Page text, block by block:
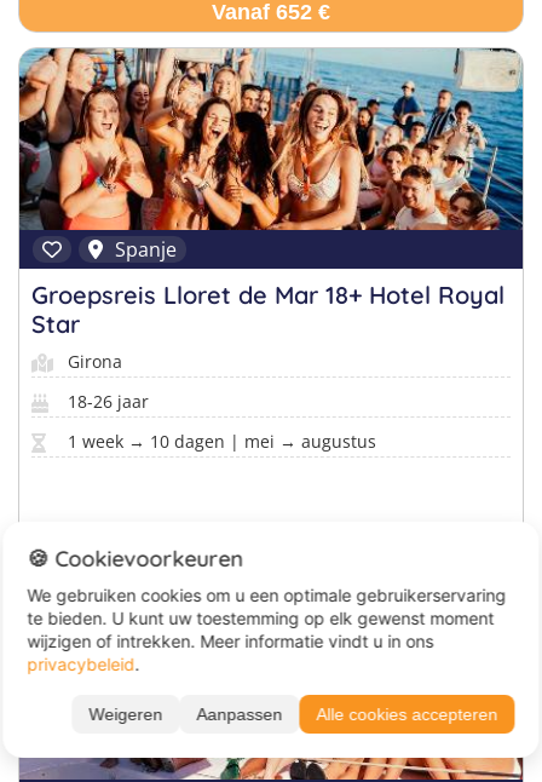
Vanaf 652 €
Spanje
Groepsreis Lloret de Mar 18+ Hotel Royal
Star
Girona
18-26 jaar
1 week → 10 dagen | mei → augustus
Vanaf 652 €
🍪 Cookievoorkeuren
We gebruiken cookies om u een optimale gebruikerservaring
te bieden. U kunt uw toestemming op elk gewenst moment
wijzigen of intrekken. Meer informatie vindt u in ons
privacybeleid.
Weigeren Aanpassen Alle cookies accepteren